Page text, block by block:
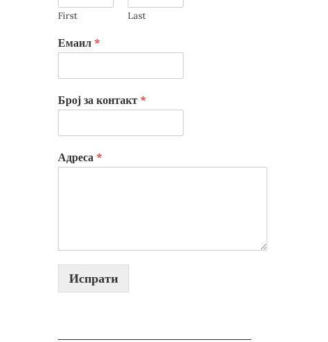
First Last
Емаил *
Број за контакт *
Адреса *
Испрати